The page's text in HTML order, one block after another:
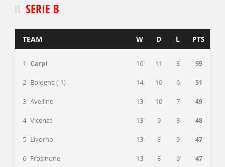
SERIE B
TEAM W D L PTS
1 Carpi 16 11 3 59
2 Bologna (-1) 14 10 6 51
3 Avellino 13 10 7 49
4 Vicenza 13 9 8 48
5 Livorno 13 8 9 47
6 Frosinone 13 8 9 47